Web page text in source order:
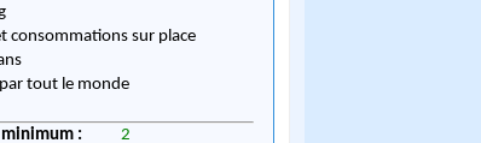
10€ et consommations sur place
tout le monde
:
2